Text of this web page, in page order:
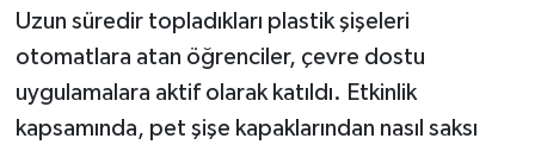
Uzun süredir topladıkları plastik şişeleri
otomatlara atan öğrenciler, çevre dostu
uygulamalara aktif olarak katıldı. Etkinlik
kapsamında, pet şişe kapaklarından nasıl saksı